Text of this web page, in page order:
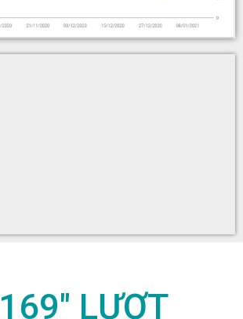
LƯỢT